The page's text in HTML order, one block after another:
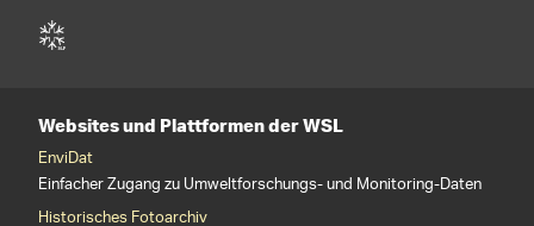
Websites und Plattformen der WSL
EnviDat
Einfacher Zugang zu Umweltforschungs- und Monitoring-Daten
Historisches Fotoarchiv